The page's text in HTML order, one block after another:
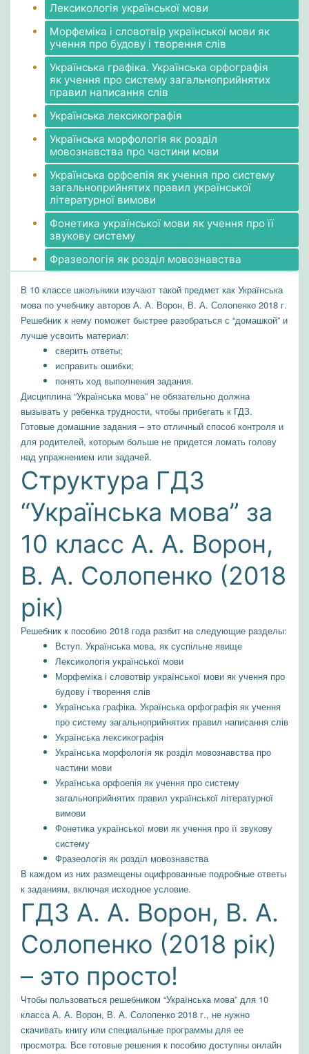
Лексикологія української мови
Морфеміка і словотвір української мови як
учення про будову і творення слів
Українська графіка. Українська орфографія
як учення про систему загальноприйнятих
правил написання слів
Українська лексикографія
Українська морфологія як розділ
мовознавства про частини мови
Українська орфоепія як учення про систему
загальноприйнятих правил української
літературної вимови
Фонетика української мови як учення про її
звукову систему
Фразеологія як розділ мовознавства
В 10 классе школьники изучают такой предмет как Українська
мова по учебнику авторов А. А. Ворон, В. А. Солопенко 2018 г.
Решебник к нему поможет быстрее разобраться с “домашкой” и
лучше усвоить материал:
сверить ответы;
исправить ошибки;
понять ход выполнения задания.
Дисциплина “Українська мова” не обязательно должна
вызывать у ребенка трудности, чтобы прибегать к ГДЗ.
Готовые домашние задания – это отличный способ контроля и
для родителей, которым больше не придется ломать голову
над упражнением или задачей.
Структура ГДЗ
“Українська мова” за
10 класс А. А. Ворон,
В. А. Солопенко (2018
рік)
Решебник к пособию 2018 года разбит на следующие разделы:
Вступ. Українська мова, як суспільне явище
Лексикологія української мови
Морфеміка і словотвір української мови як учення про
будову і творення слів
Українська графіка. Українська орфографія як учення
про систему загальноприйнятих правил написання слів
Українська лексикографія
Українська морфологія як розділ мовознавства про
частини мови
Українська орфоепія як учення про систему
загальноприйнятих правил української літературної
вимови
Фонетика української мови як учення про її звукову
систему
Фразеологія як розділ мовознавства
В каждом из них размещены оцифрованные подробные ответы
к заданиям, включая исходное условие.
ГДЗ А. А. Ворон, В. А.
Солопенко (2018 рік)
– это просто!
Чтобы пользоваться решебником “Українська мова” для 10
класса А. А. Ворон, В. А. Солопенко 2018 г., не нужно
скачивать книгу или специальные программы для ее
просмотра. Все готовые решения к пособию доступны онлайн